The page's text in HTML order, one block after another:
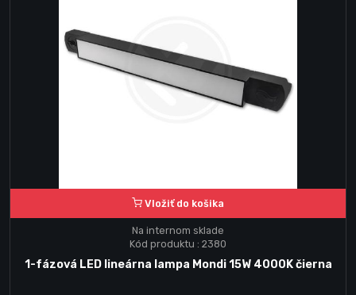
Vložiť do košika
Na internom sklade
Kód produktu : 2380
1-fázová LED lineárna lampa Mondi 15W 4000K čierna